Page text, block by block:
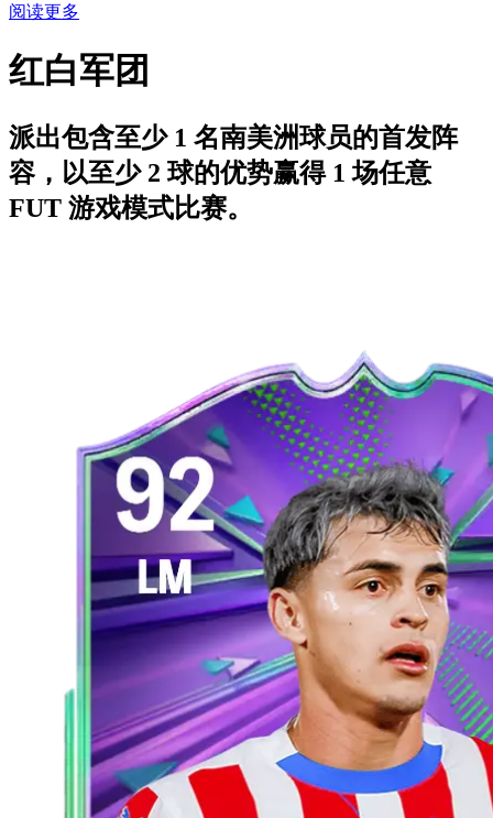
阅读更多
红白军团
派出包含至少 1 名南美洲球员的首发阵
容，以至少 2 球的优势赢得 1 场任意
FUT 游戏模式比赛。